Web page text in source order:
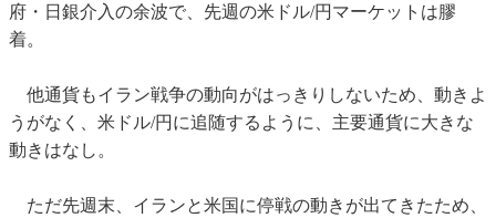
府・日銀介入の余波で、先週の米ドル/円マーケットは膠
着。
他通貨もイラン戦争の動向がはっきりしないため、動きよ
うがなく、米ドル/円に追随するように、主要通貨に大きな
動きはなし。
ただ先週末、イランと米国に停戦の動きが出てきたため、